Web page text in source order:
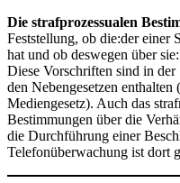
Die strafprozessualen
Feststellung, ob die:der einer
hat und ob deswegen über
Diese Vorschriften sind in
den Nebengesetzen enthalten
Mediengesetz). Auch das
Bestimmungen über die
die Durchführung einer
Telefonüberwachung ist dort